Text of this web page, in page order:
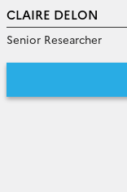
CLAIRE DELON
Senior Researcher